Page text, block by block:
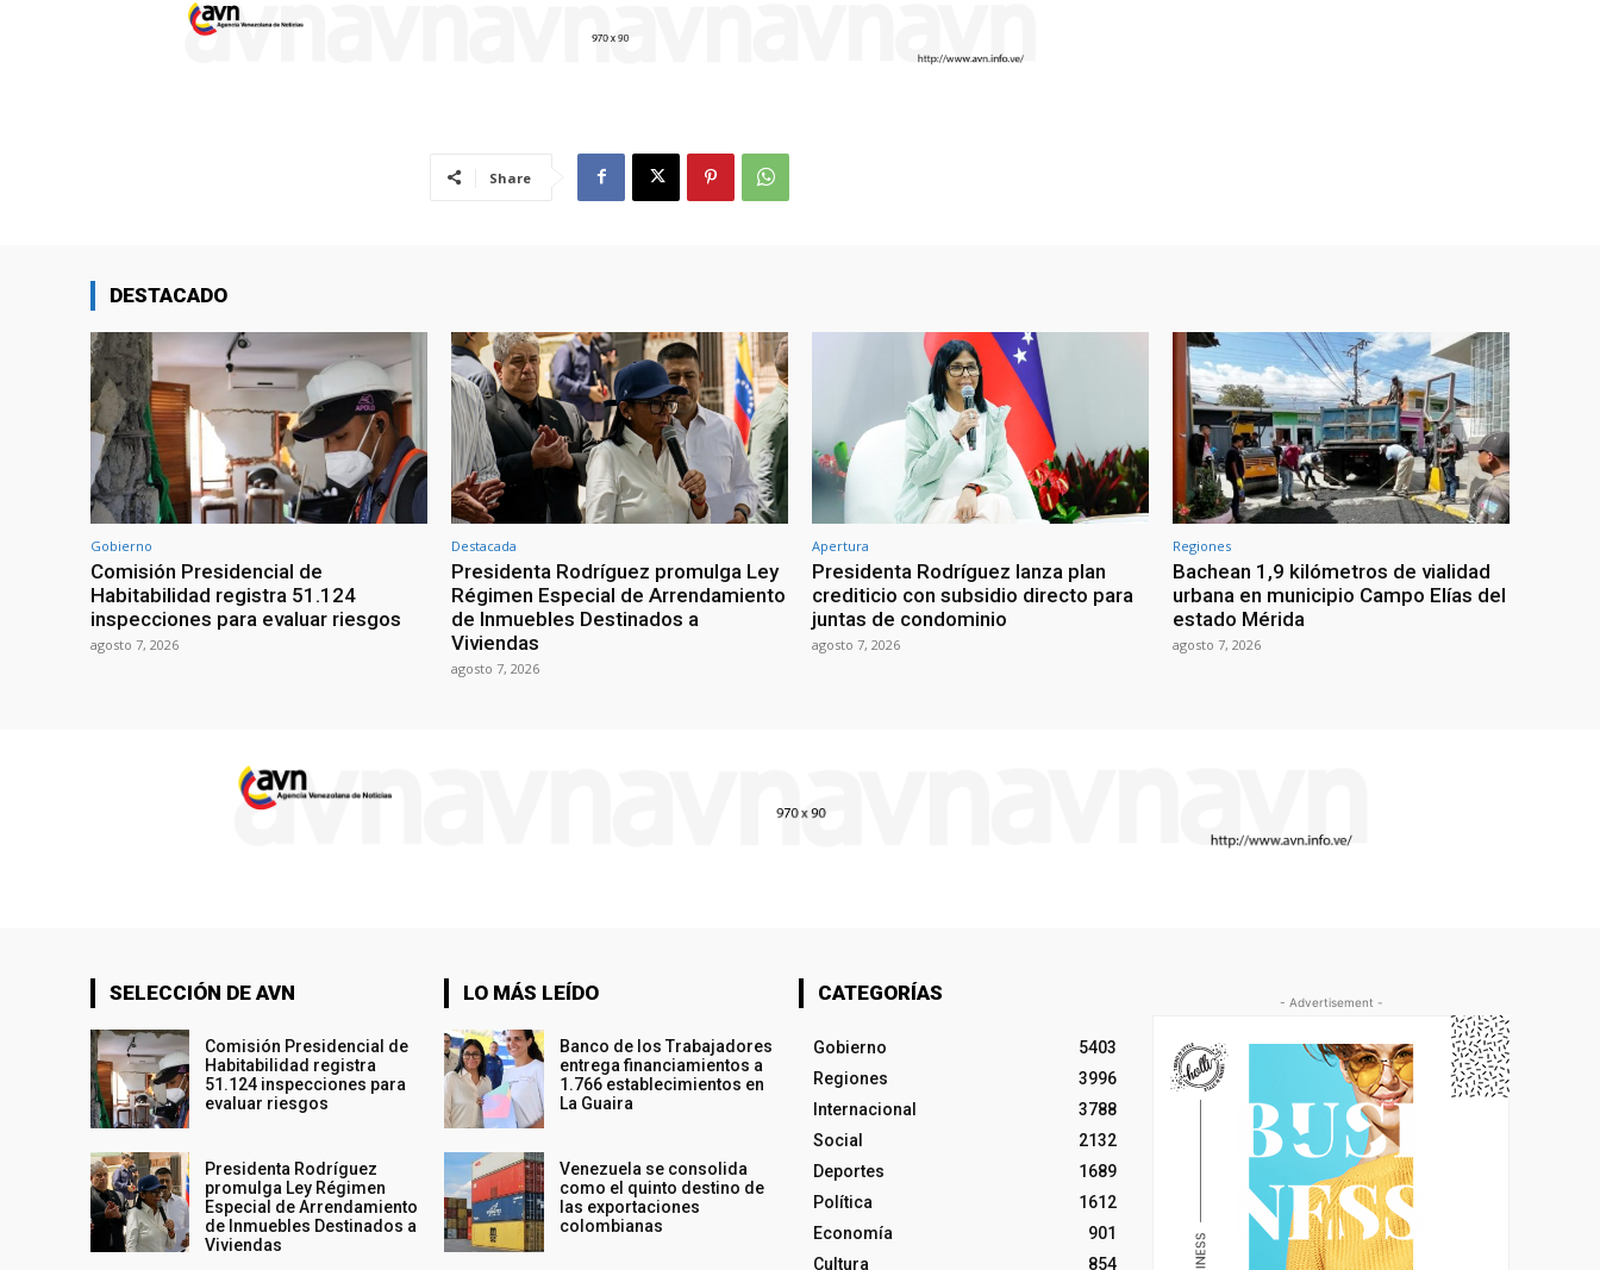
Share
DESTACADO
Gobierno
Comisión Presidencial de
Habitabilidad registra 51.124
inspecciones para evaluar riesgos
agosto 7, 2026
Destacada
Presidenta Rodríguez promulga Ley
Régimen Especial de Arrendamiento
de Inmuebles Destinados a
Viviendas
agosto 7, 2026
Apertura
Presidenta Rodríguez lanza plan
crediticio con subsidio directo para
juntas de condominio
agosto 7, 2026
Regiones
Bachean 1,9 kilómetros de vialidad
urbana en municipio Campo Elías del
estado Mérida
agosto 7, 2026
SELECCIÓN DE AVN
Comisión Presidencial de
Habitabilidad registra
51.124 inspecciones para
evaluar riesgos
Presidenta Rodríguez
promulga Ley Régimen
Especial de Arrendamiento
de Inmuebles Destinados a
Viviendas
LO MÁS LEÍDO
Banco de los Trabajadores
entrega financiamientos a
1.766 establecimientos en
La Guaira
Venezuela se consolida
como el quinto destino de
las exportaciones
colombianas
CATEGORÍAS
Gobierno
5403
Regiones
3996
Internacional
3788
Social
2132
Deportes
1689
Política
1612
Economía
901
Cultura
854
- Advertisement -